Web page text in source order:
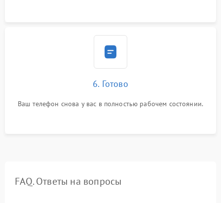
6. Готово
Ваш телефон снова у вас в полностью рабочем состоянии.
FAQ. Ответы на вопросы